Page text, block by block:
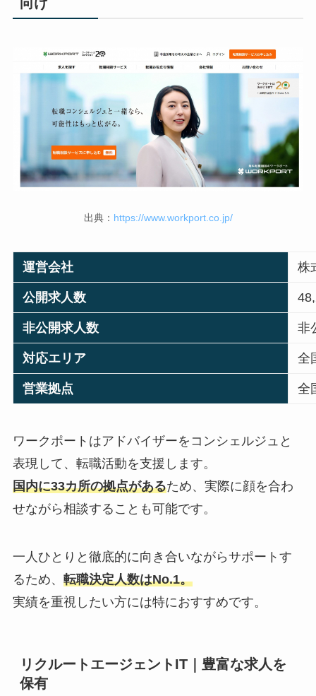
出典： https://www.workport.co.jp/
運営会社 株
公開求人数
非公開求人数 非
対応エリア 全
営業拠点 全
ワークポートはアドバイザーをコンシェルジュと
表現して、転職活動を支援します。
国内に33カ所の拠点があるため、実際に顔を合わ
せながら相談することも可能です。
一人ひとりと徹底的に向き合いながらサポートす
るため、 転職決定人数はNo.1。
実績を重視したい方には特におすすめです。
リクルートエージェントIT｜豊富な求人を
保有